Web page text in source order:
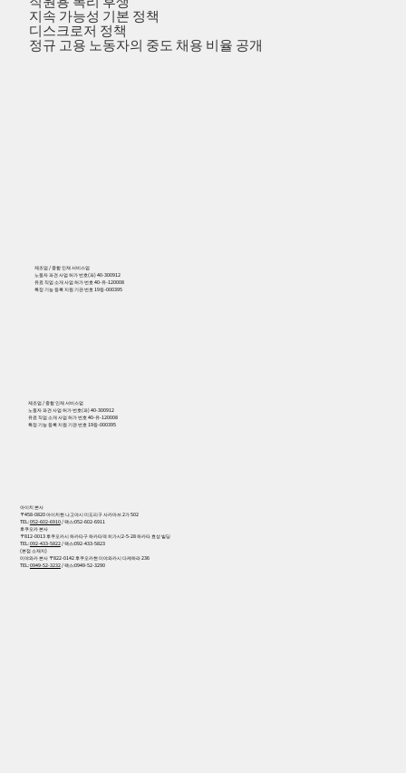
지속 가능성 기본 정책
디스크로저 정책
정규 고용 노동자의 중도 채용 비율 공개
제조업 / 종합 인재 서비스업
노동자 파견 사업 허가 번호(파) 40-300912
유료 직업 소개 사업 허가 번호 40-유-120008
특정 기능 등록 지원 기관 번호 19등-000395
제조업 / 종합 인재 서비스업
노동자 파견 사업 허가 번호(파) 40-300912
유료 직업 소개 사업 허가 번호 40-유-120008
특정 기능 등록 지원 기관 번호 19등-000395
아이치 본사
〒458-0820 아이치현 나고야시 미도리구 사카마쓰 2가 502
TEL:052-602-6910/ 팩스:052-602-6911
후쿠오카 본사
〒812-0013 후쿠오카시 하카타구 하카타역 히가시2-5-28 하카타 효성 빌딩
TEL:092-433-5822/ 팩스:092-433-5823
(본점 소재지)
미야와카 본사 〒822-0142 후쿠오카현 미야와카시 다케하라 236
TEL:0949-52-3232/ 팩스:0949-52-3290